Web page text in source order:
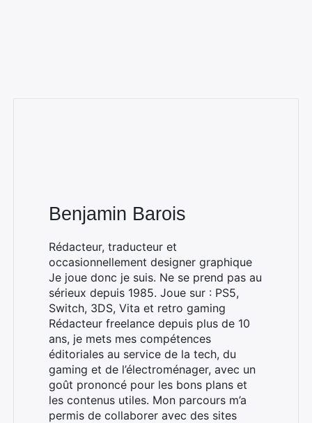
Benjamin Barois
Rédacteur, traducteur et
occasionnellement designer graphique
Je joue donc je suis. Ne se prend pas au
sérieux depuis 1985. Joue sur : PS5,
Switch, 3DS, Vita et retro gaming
Rédacteur freelance depuis plus de 10
ans, je mets mes compétences
éditoriales au service de la tech, du
gaming et de l’électroménager, avec un
goût prononcé pour les bons plans et
les contenus utiles. Mon parcours m’a
permis de collaborer avec des sites